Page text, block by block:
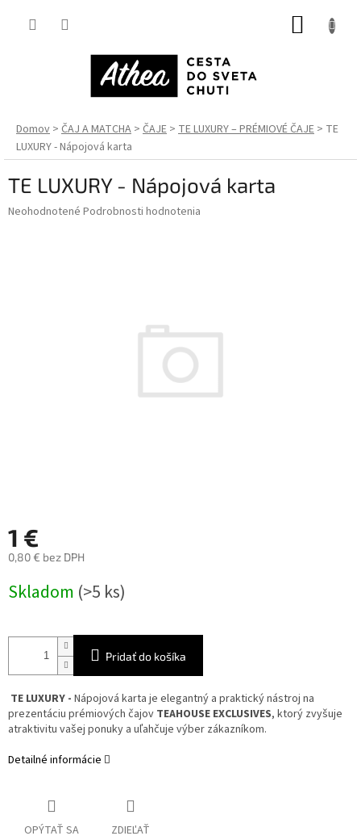
Domov ČAJ A MATCHA ČAJE TE LUXURY – PRÉMIOVÉ ČAJE
TE
LUXURY - Nápojová karta
TE LUXURY - Nápojová karta
Priemerné
Neohodnotené Podrobnosti hodnotenia
1 €
0,80 € bez DPH
cena:
Skladom (>5 ks)
Pridať do košíka
TE LUXURY - Nápojová karta je elegantný a praktický nástroj na
prezentáciu prémiových čajov TEAHOUSE EXCLUSIVES, ktorý zvyšuje
atraktivitu vašej ponuky a uľahčuje výber zákazníkom.
Detailné informácie
OPÝTAŤ SA ZDIEĽAŤ